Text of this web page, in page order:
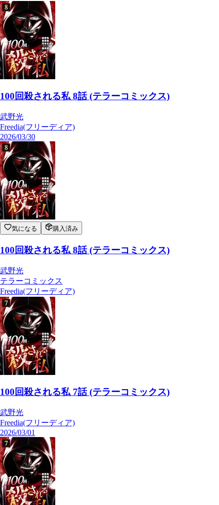
100回殺される私 8話 (テラーコミックス)
武野光
Freedia(フリーディア)
2026/03/30
気になる 購入済み
100回殺される私 8話 (テラーコミックス)
武野光
テラーコミックス
Freedia(フリーディア)
100回殺される私 7話 (テラーコミックス)
武野光
Freedia(フリーディア)
2026/03/01